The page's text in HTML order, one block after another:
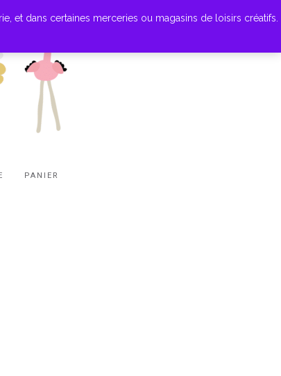
PANIER
et dans certaines merceries ou magasins de loisirs créatifs.